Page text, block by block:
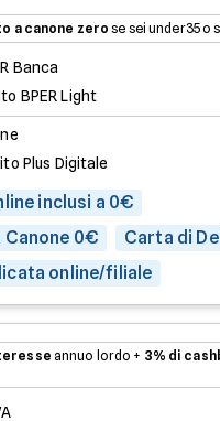
a canone zero se sei under35 o
Banca
BPER Light
Plus Digitale
inclusi a 0€
Canone 0€
Carta di
online/filiale
annuo lordo + 3% di